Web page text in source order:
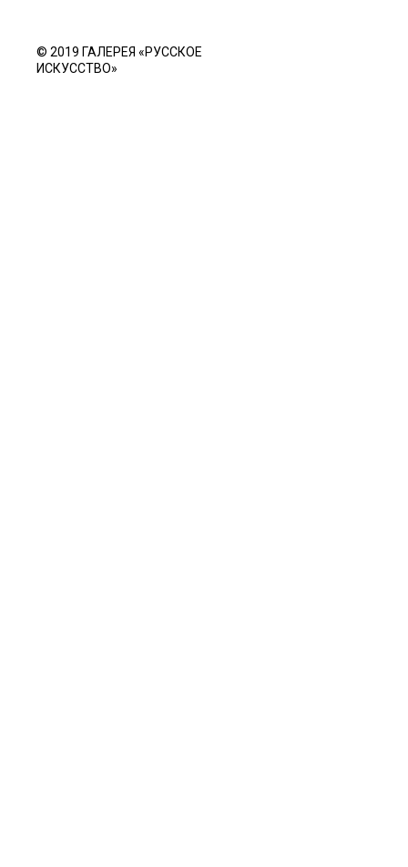
© 2019 ГАЛЕРЕЯ «РУССКОЕ
ИСКУССТВО»